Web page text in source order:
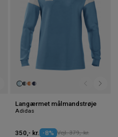
Langærmet målmandstrøje
Adidas
350,- kr. -8% Vejl. 379,- kr.